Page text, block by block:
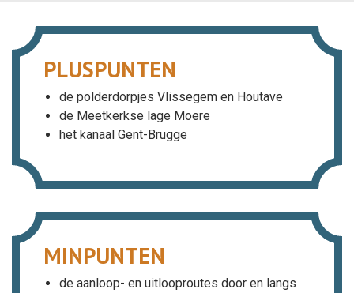
PLUSPUNTEN
de polderdorpjes Vlissegem en Houtave
de Meetkerkse lage Moere
het kanaal Gent-Brugge
MINPUNTEN
de aanloop- en uitlooproutes door en langs